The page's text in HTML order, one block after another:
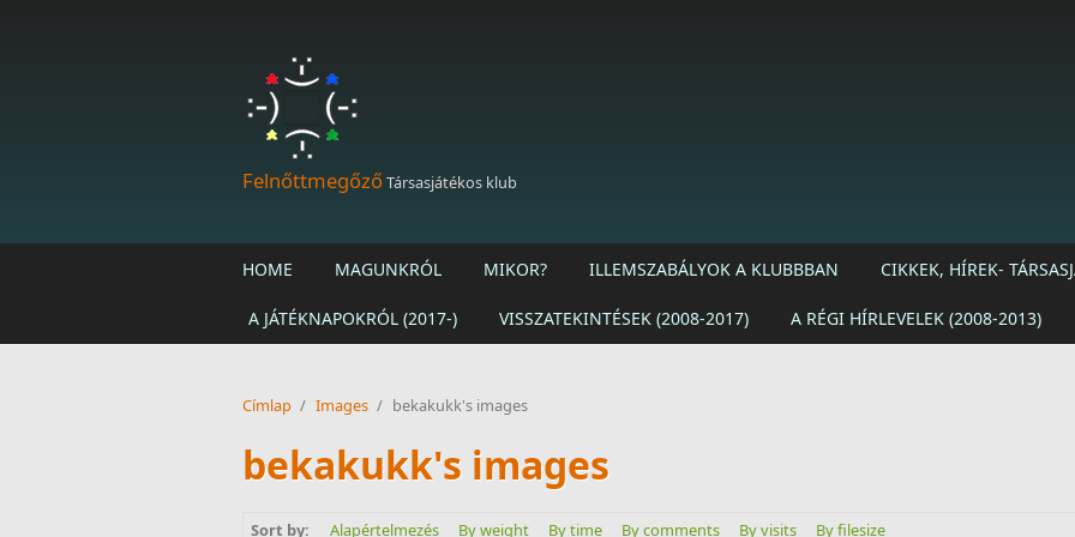
FelnőttmegőzőTársasjátékos klub
HOME MAGUNKRÓL MIKOR? ILLEMSZABÁLYOK A KLUBBBAN CIKKEK, HÍREK-
A JÁTÉKNAPOKRÓL (2017-) VISSZATEKINTÉSEK (2008-2017) A RÉGI HÍRLEVELEK (2008-2013)
Címlap / Images / bekakukk's images
bekakukk's images
Sort by: Alapértelmezés By weight By time By comments By visits
By filesize